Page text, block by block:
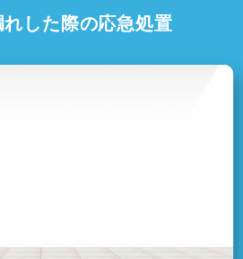
した際の応急処置